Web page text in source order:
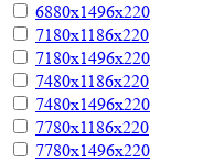
6880х1496х220
7180х1186х220
7180х1496х220
7480х1186х220
7480х1496х220
7780х1186х220
7780х1496х220